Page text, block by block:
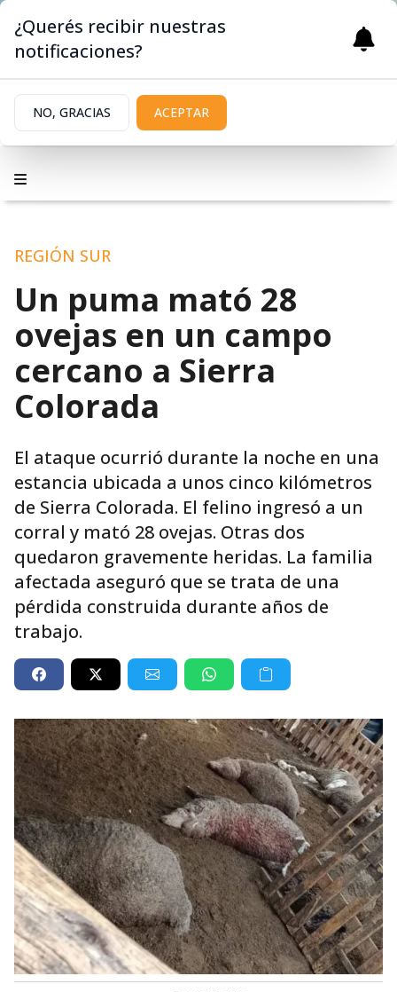
REGIÓN SUR
Un puma mató 28
ovejas en un campo
cercano a Sierra
Colorada
El ataque ocurrió durante la noche en una
estancia ubicada a unos cinco kilómetros
de Sierra Colorada. El felino ingresó a un
corral y mató 28 ovejas. Otras dos
quedaron gravemente heridas. La familia
afectada aseguró que se trata de una
pérdida construida durante años de
trabajo.
¿Querés recibir nuestras
notificaciones?
NO, GRACIAS ACEPTAR